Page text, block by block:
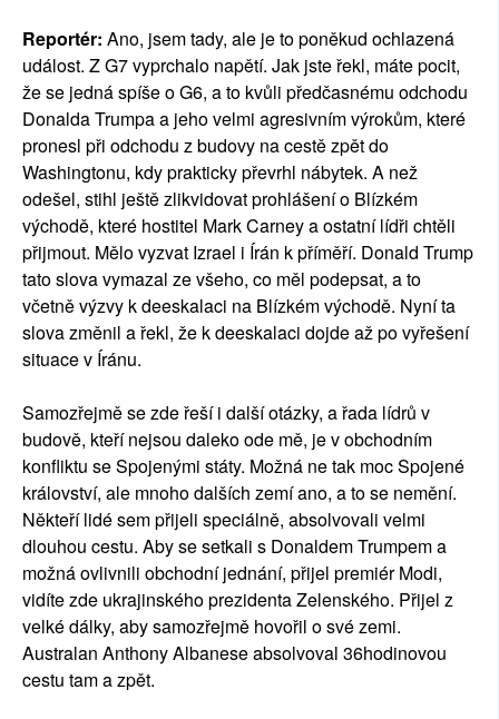
Reportér: Ano, jsem tady, ale je to poněkud ochlazená
událost. Z G7 vyprchalo napětí. Jak jste řekl, máte pocit,
že se jedná spíše o G6, a to kvůli předčasnému odchodu
Donalda Trumpa a jeho velmi agresivním výrokům, které
pronesl při odchodu z budovy na cestě zpět do
Washingtonu, kdy prakticky převrhl nábytek. A než
odešel, stihl ještě zlikvidovat prohlášení o Blízkém
východě, které hostitel Mark Carney a ostatní lídři chtěli
přijmout. Mělo vyzvat Izrael i Írán k příměří. Donald Trump
tato slova vymazal ze všeho, co měl podepsat, a to
včetně výzvy k deeskalaci na Blízkém východě. Nyní ta
slova změnil a řekl, že k deeskalaci dojde až po vyřešení
situace v Íránu.
Samozřejmě se zde řeší i další otázky, a řada lídrů v
budově, kteří nejsou daleko ode mě, je v obchodním
konfliktu se Spojenými státy. Možná ne tak moc Spojené
království, ale mnoho dalších zemí ano, a to se nemění.
Někteří lidé sem přijeli speciálně, absolvovali velmi
dlouhou cestu. Aby se setkali s Donaldem Trumpem a
možná ovlivnili obchodní jednání, přijel premiér Modi,
vidíte zde ukrajinského prezidenta Zelenského. Přijel z
velké dálky, aby samozřejmě hovořil o své zemi.
Australan Anthony Albanese absolvoval 36hodinovou
cestu tam a zpět.